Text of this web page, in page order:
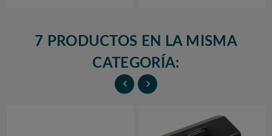
7 PRODUCTOS EN LA MISMA
CATEGORÍA:
 